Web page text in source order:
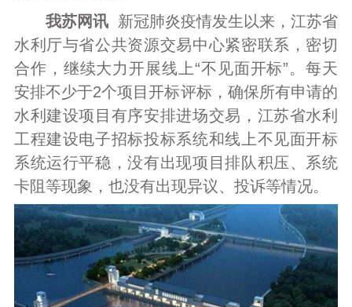
我苏网讯新冠肺炎疫情发生以来，江苏省
水利厅与省公共资源交易中心紧密联系，密切
合作，继续大力开展线上“不见面开标”。每天
安排不少于2个项目开标评标，确保所有申请的
水利建设项目有序安排进场交易，江苏省水利
工程建设电子招标投标系统和线上不见面开标
系统运行平稳，没有出现项目排队积压、系统
卡阻等现象，也没有出现异议、投诉等情况。